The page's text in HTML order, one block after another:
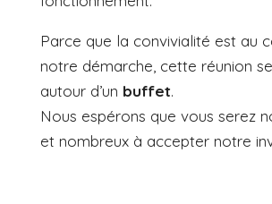
Parce que la convivialité est au
notre démarche, cette réunion
autour d’un buffet.
Nous espérons que vous serez
et nombreux à accepter notre